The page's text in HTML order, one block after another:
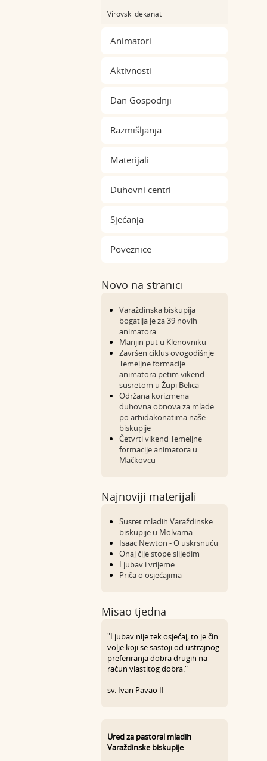
Virovski dekanat
Animatori
Aktivnosti
Dan Gospodnji
Razmišljanja
Materijali
Duhovni centri
Sjećanja
Poveznice
Novo na stranici
Varaždinska biskupija
bogatija je za 39 novih
animatora
Marijin put u Klenovniku
Završen ciklus ovogodišnje
Temeljne formacije
animatora petim vikend
susretom u Župi Belica
Održana korizmena
duhovna obnova za mlade
po arhiđakonatima naše
biskupije
Četvrti vikend Temeljne
formacije animatora u
Mačkovcu
Najnoviji materijali
Susret mladih Varaždinske
biskupije u Molvama
Isaac Newton - O uskrsnuću
Onaj čije stope slijedim
Ljubav i vrijeme
Priča o osjećajima
Misao tjedna
"Ljubav nije tek osjećaj; to je čin
volje koji se sastoji od ustrajnog
preferiranja dobra drugih na
račun vlastitog dobra."
sv. Ivan Pavao II
Ured za pastoral mladih
Varaždinske biskupije